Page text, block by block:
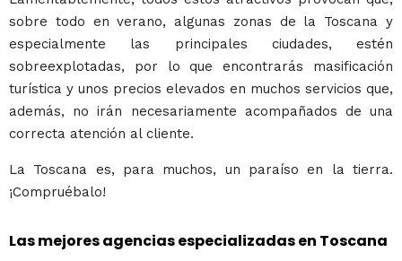
sobre todo en verano, algunas zonas de la Toscana y
especialmente las principales ciudades, estén
sobreexplotadas, por lo que encontrarás masificación
turística y unos precios elevados en muchos servicios que,
además, no irán necesariamente acompañados de una
correcta atención al cliente.
La Toscana es, para muchos, un paraíso en la tierra.
¡Compruébalo!
Las mejores agencias especializadas en Toscana